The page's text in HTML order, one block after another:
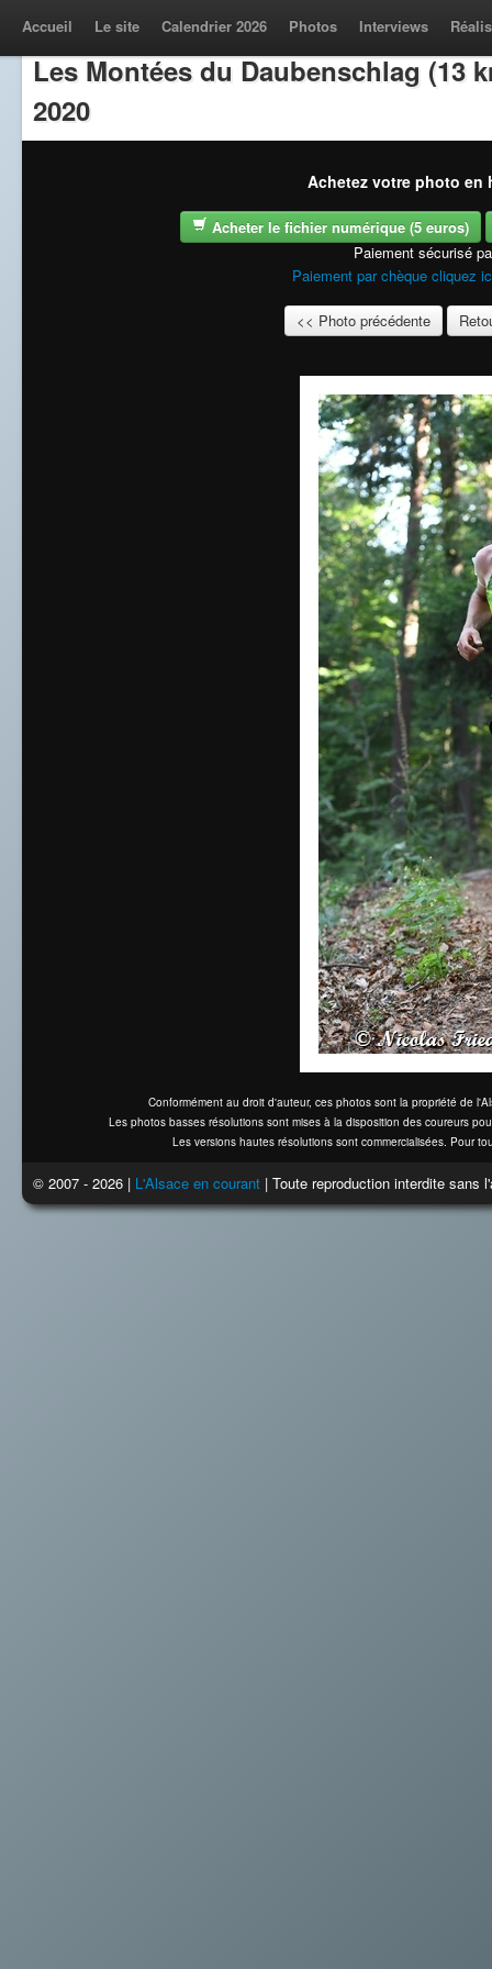
Accueil Le site Calendrier 2026 Photos Interviews
Les Montées du Daubenschlag (13
2020
Achetez votre photo en
Acheter le fichier numérique (5 euros)
Paiement sécurisé
Paiement par chèque cliquez
<< Photo précédente
Conformément au droit d'auteur, ces photos sont la propriété de
Les photos basses résolutions sont mises à la disposition des coureurs
Les versions hautes résolutions sont commercialisées. Pour
© 2007 - 2026 | L'Alsace en courant | Toute reproduction interdite sans